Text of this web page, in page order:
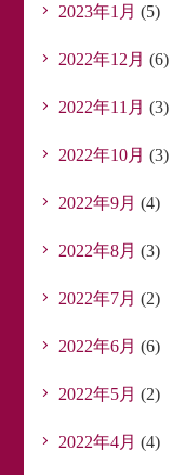
2023年1月 (5)
2022年12月 (6)
2022年11月 (3)
2022年10月 (3)
2022年9月 (4)
2022年8月 (3)
2022年7月 (2)
2022年6月 (6)
2022年5月 (2)
2022年4月 (4)